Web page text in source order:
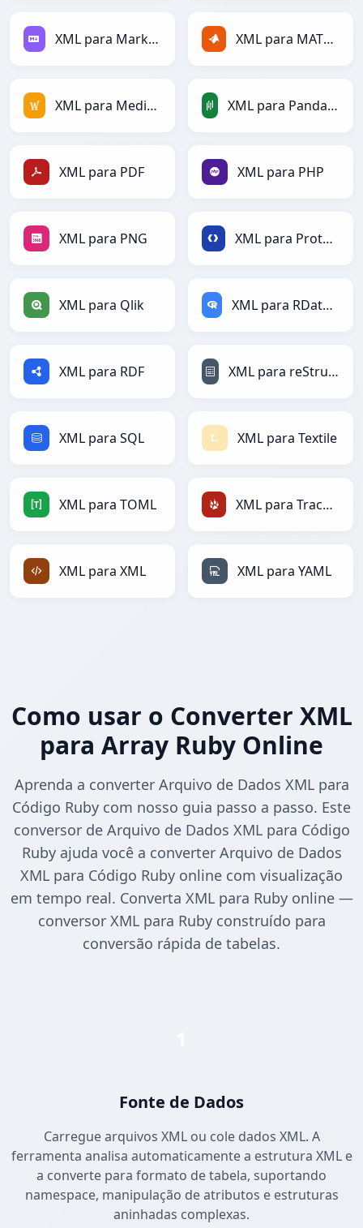
XML para Markdown XML para MATLAB
XML para MediaWiki XML para PandasDataFrame
XML para PDF XML para PHP
XML para PNG XML para Protobuf
XML para Qlik XML para RDataFrame
XML para RDF XML para reStructuredText
XML para SQL XML para Textile
XML para TOML XML para TracWiki
XML para XML XML para YAML
Como usar o Converter XML
para Array Ruby Online
Aprenda a converter Arquivo de Dados XML para
Código Ruby com nosso guia passo a passo. Este
conversor de Arquivo de Dados XML para Código
Ruby ajuda você a converter Arquivo de Dados
XML para Código Ruby online com visualização
em tempo real. Converta XML para Ruby online —
conversor XML para Ruby construído para
conversão rápida de tabelas.
Fonte de Dados
Carregue arquivos XML ou cole dados XML. A
ferramenta analisa automaticamente a estrutura XML e
a converte para formato de tabela, suportando
namespace, manipulação de atributos e estruturas
aninhadas complexas.